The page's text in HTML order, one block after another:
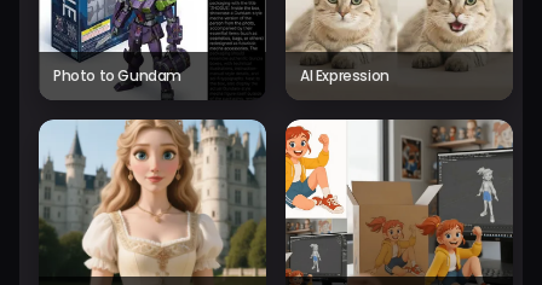
Photo to Gundam AI Expression